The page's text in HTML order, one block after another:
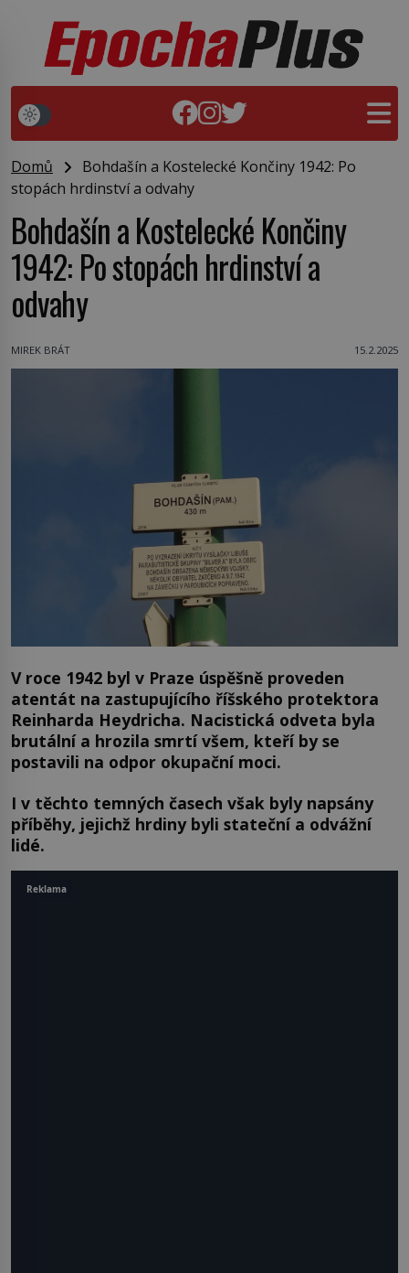
Domů
Bohdašín a Kostelecké Končiny 1942: Po
stopách hrdinství a odvahy
Bohdašín a Kostelecké Končiny
1942: Po stopách hrdinství a
odvahy
MIREK BRÁT 15.2.2025
V roce 1942 byl v Praze úspěšně proveden
atentát na zastupujícího říšského protektora
Reinharda Heydricha. Nacistická odveta byla
brutální a hrozila smrtí všem, kteří by se
postavili na odpor okupační moci.
I v těchto temných časech však byly napsány
příběhy, jejichž hrdiny byli stateční a odvážní
lidé.
Reklama